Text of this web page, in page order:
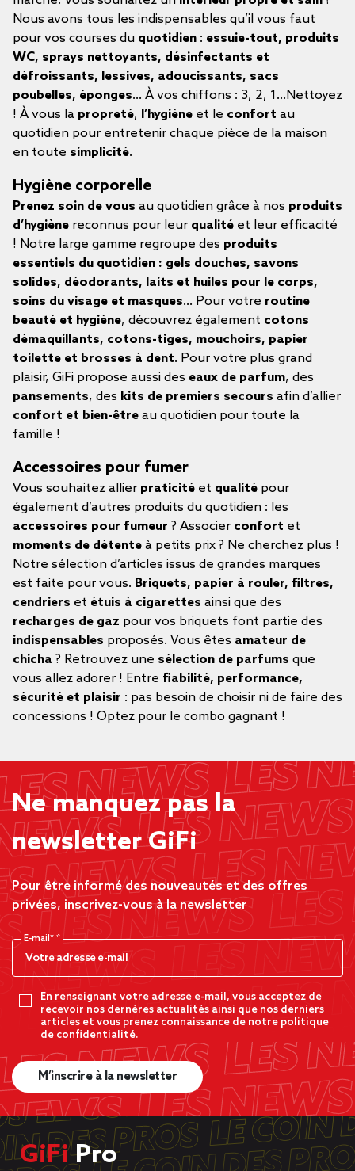
Nous avons tous les indispensables qu’il vous faut
pour vos courses du quotidien : essuie-tout, produits
WC, sprays nettoyants, désinfectants et
défroissants, lessives, adoucissants, sacs
poubelles, éponges… À vos chiffons : 3, 2, 1…Nettoyez
! À vous la propreté, l’hygiène et le confort au
quotidien pour entretenir chaque pièce de la maison
en toute simplicité.
Hygiène corporelle
Prenez soin de vous au quotidien grâce à nos produits
d’hygiène reconnus pour leur qualité et leur efficacité
! Notre large gamme regroupe des produits
essentiels du quotidien : gels douches, savons
solides, déodorants, laits et huiles pour le corps,
soins du visage et masques… Pour votre routine
beauté et hygiène, découvrez également cotons
démaquillants, cotons-tiges, mouchoirs, papier
toilette et brosses à dent. Pour votre plus grand
plaisir, GiFi propose aussi des eaux de parfum, des
pansements, des kits de premiers secours afin d’allier
confort et bien-être au quotidien pour toute la
famille !
Accessoires pour fumer
Vous souhaitez allier praticité et qualité pour
également d’autres produits du quotidien : les
accessoires pour fumeur ? Associer confort et
moments de détente à petits prix ? Ne cherchez plus !
Notre sélection d’articles issus de grandes marques
est faite pour vous. Briquets, papier à rouler, filtres,
cendriers et étuis à cigarettes ainsi que des
recharges de gaz pour vos briquets font partie des
indispensables proposés. Vous êtes amateur de
chicha ? Retrouvez une sélection de parfums que
vous allez adorer ! Entre fiabilité, performance,
sécurité et plaisir : pas besoin de choisir ni de faire des
concessions ! Optez pour le combo gagnant !
Ne manquez pas la
newsletter GiFi
Pour être informé des nouveautés et des offres
privées, inscrivez-vous à la newsletter
E-mail*
En renseignant votre adresse e-mail, vous acceptez de
recevoir nos dernères actualités ainsi que nos derniers
articles et vous prenez connaissance de notre politique
de confidentialité.
M’inscrire à la newsletter
GiFiPro